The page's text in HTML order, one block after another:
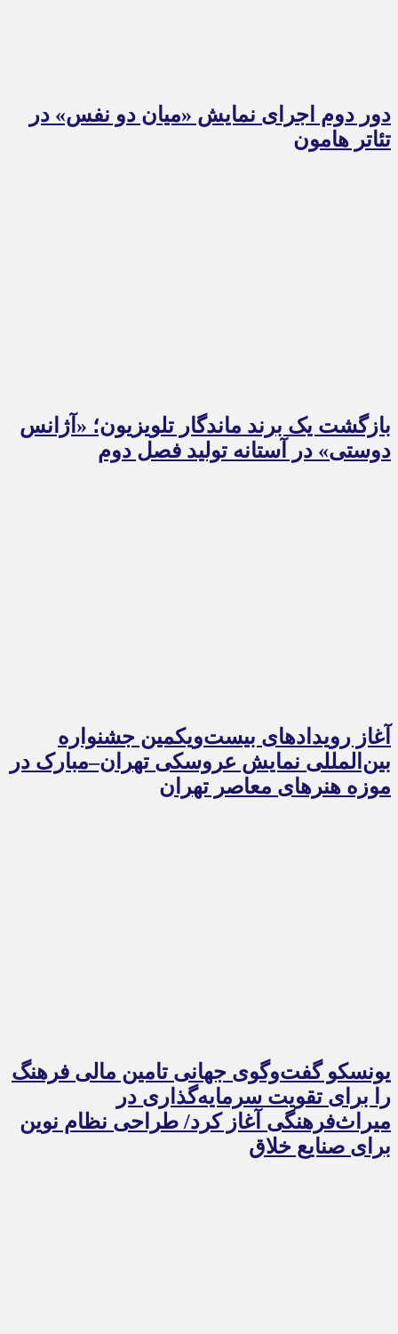
دور دوم اجرای نمایش «میان دو نفس» در
تئاتر هامون
بازگشت یک برند ماندگار تلویزیون؛ «آژانس
دوستی» در آستانه تولید فصل دوم
آغاز رویدادهای بیست‌ویکمین جشنواره
بین‌المللی نمایش عروسکی تهران–مبارک در
موزه هنرهای معاصر تهران
یونسکو گفت‌وگوی جهانی تامین مالی فرهنگ
را برای تقویت سرمایه‌گذاری در
میراث‌فرهنگی آغاز کرد/ طراحی نظام نوین
برای صنایع خلاق